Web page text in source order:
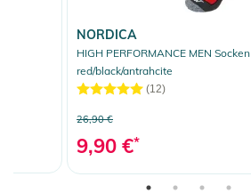
NORDICA
HIGH PERFORMANCE MEN Socken
red/black/antrahcite
(12)
26,90 €
9,90 €*